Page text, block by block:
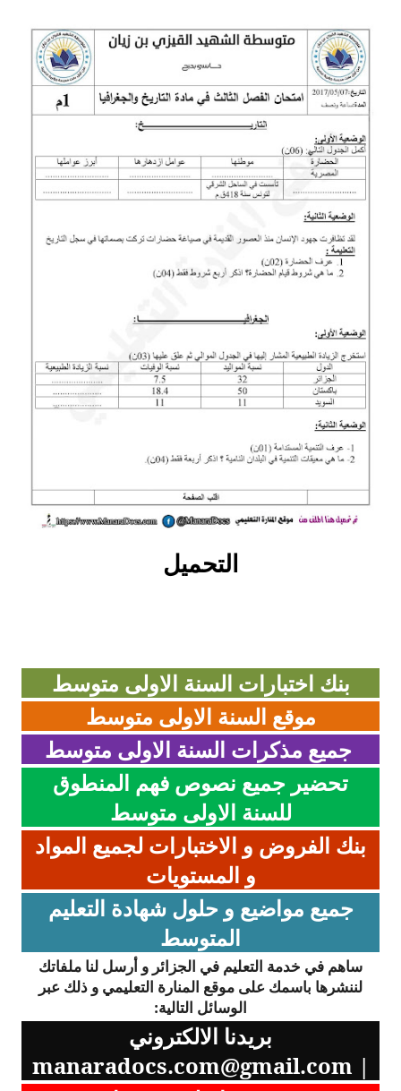
محفظة الأستاذ
بنك مذكرات الاستاذ
بنك التوزيعات الشهرية
المسابقات المهنية
البحوث الجاهزة
بحوث اللغة العربية
بحوث الرياضيات
بحوث التاريخ و الجغرافيا
بحوث الفيزياء و الكيمياء
بحوث اللغة الانجليزية
بحوث في مجالات اخرىالتحميل
بنك اختبارات السنة الاولى متوسط
موقع السنة الاولى متوسط
جميع مذكرات السنة الاولى متوسط
تحضير جميع نصوص فهم المنطوق
للسنة الاولى متوسط
بنك الفروض و الاختبارات لجميع المواد
و المستويات
جميع مواضيع و حلول شهادة التعليم
المتوسط
ساهم في خدمة التعليم في الجزائر و أرسل لنا ملفاتك
لننشرها باسمك على موقع المنارة التعليمي و ذلك عبر
الوسائل التالية:
بريدنا الالكتروني
manaradocs.com@gmail.com |